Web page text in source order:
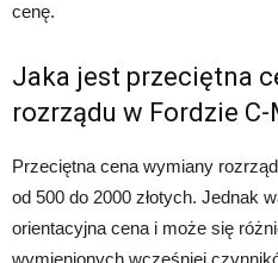
cenę.
Jaka jest przeciętna
rozrządu w Fordzie C-
Przeciętna cena wymiany
od 500 do 2000 złotych. Jednak
orientacyjna cena i może się
wymienionych wcześniej